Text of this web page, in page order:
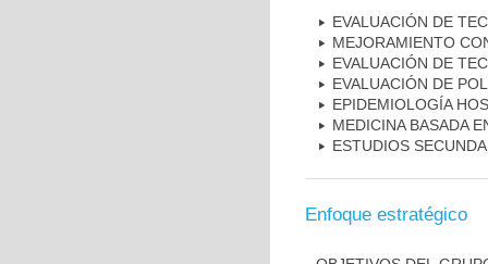
EVALUACIÓN DE
MEJORAMIENTO
EVALUACIÓN DE
EVALUACIÓN DE
EPIDEMIOLOGÍA
MEDICINA BASADA
ESTUDIOS
Enfoque estratégico